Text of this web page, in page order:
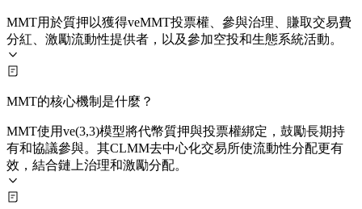
MMT用於質押以獲得veMMT投票權、參與治理、賺取交易費
分紅、激勵流動性提供者，以及參加空投和生態系統活動。
MMT的核心機制是什麼？
MMT使用ve(3,3)模型將代幣質押與投票權綁定，鼓勵長期持
有和協議參與。其CLMM去中心化交易所使流動性分配更有
效，結合鏈上治理和激勵分配。